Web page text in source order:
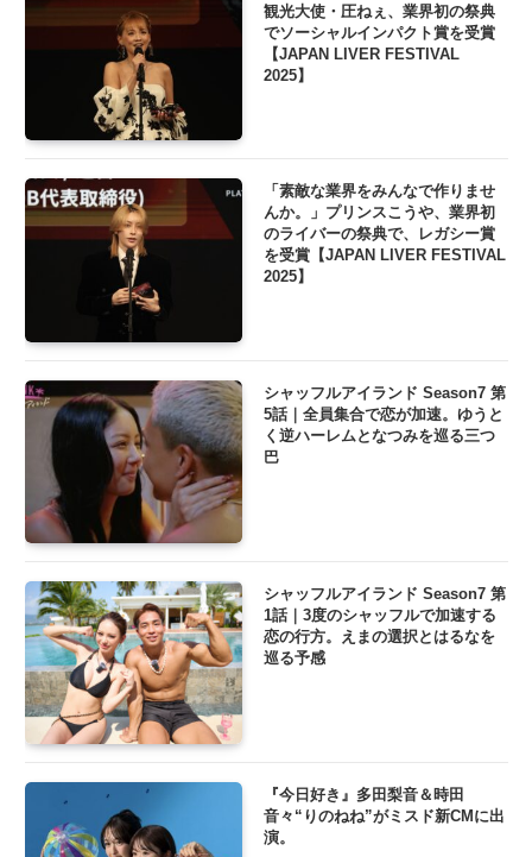
観光大使・圧ねぇ、業界初の祭典
でソーシャルインパクト賞を受賞
【JAPAN LIVER FESTIVAL
2025】
「素敵な業界をみんなで作りませ
んか。」プリンスこうや、業界初
のライバーの祭典で、レガシー賞
を受賞【JAPAN LIVER FESTIVAL
2025】
シャッフルアイランド Season7 第
5話｜全員集合で恋が加速。ゆうと
く逆ハーレムとなつみを巡る三つ
巴
シャッフルアイランド Season7 第
1話｜3度のシャッフルで加速する
恋の行方。えまの選択とはるなを
巡る予感
『今日好き』多田梨音＆時田
音々“りのねね”がミスド新CMに出
演。